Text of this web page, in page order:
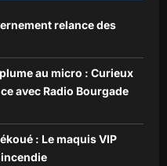
relance des
au micro : Curieux
avec Radio Bourgade
: Le maquis VIP
incendie